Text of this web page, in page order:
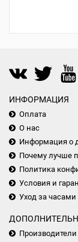
ИНФОРМАЦИЯ
Оплата
О нас
Информация о
Почему лучше
Политика
Условия и
Уход за часами
Производители